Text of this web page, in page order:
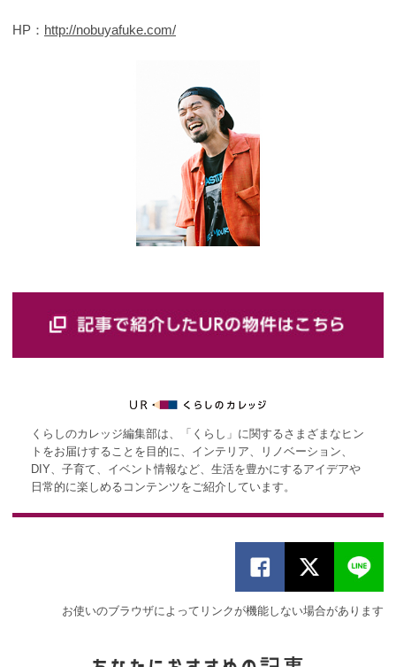
HP： http://nobuyafuke.com/
くらしのカレッジ編集部は、「くらし」に関するさまざまなヒン
トをお届けすることを目的に、インテリア、リノベーション、
DIY、子育て、イベント情報など、生活を豊かにするアイデアや
日常的に楽しめるコンテンツをご紹介しています。
お使いのブラウザによってリンクが機能しない場合があります